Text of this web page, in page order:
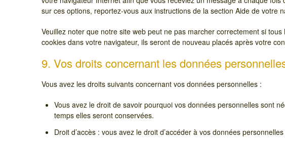
sur ces options, reportez-vous aux instructions de la section Aide de votre
Veuillez noter que notre site web peut ne pas marcher correctement si
cookies dans votre navigateur, ils seront de nouveau placés après votre
9. Vos droits concernant les données
Vous avez les droits suivants concernant vos données personnelles :
Vous avez le droit de savoir pourquoi vos données personnelles sont
temps elles seront conservées.
Droit d’accès : vous avez le droit d’accéder à vos données